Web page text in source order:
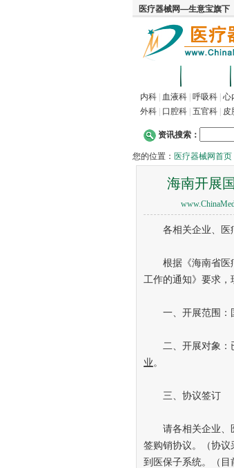
内科 血液科 呼吸科 心
外科
口腔科 五官科 皮
资讯搜索：
您的位置： 医疗器械网首页
海南开展
各相关企业、医
根据《海南省医疗
工作的通知》要求，
一、开展范围：国
二、开展对象：已
业。
三、协议签订
请各相关企业、
签购销协议。（协议
到医保子系统。（目